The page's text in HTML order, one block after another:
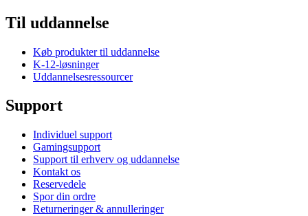
Til uddannelse
Køb produkter til uddannelse
K-12-løsninger
Uddannelsesressourcer
Support
Individuel support
Gamingsupport
Support til erhverv og uddannelse
Kontakt os
Reservedele
Spor din ordre
Returneringer & annulleringer